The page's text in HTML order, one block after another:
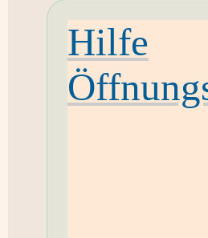
Hilfe